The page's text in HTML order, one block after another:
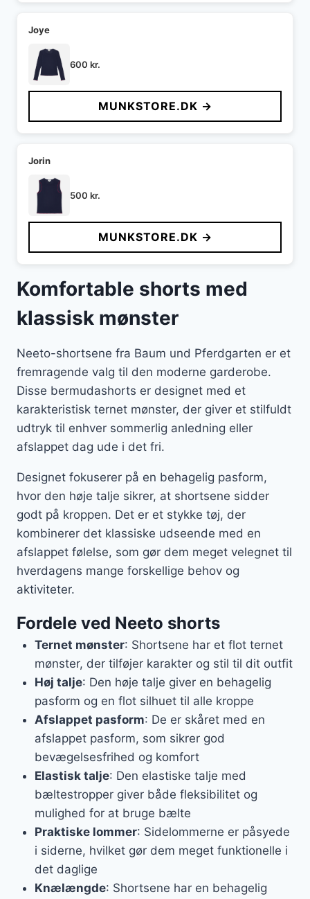
Joye
600 kr.
MUNKSTORE.DK →
Jorin
500 kr.
MUNKSTORE.DK →
Komfortable shorts med
klassisk mønster
Neeto-shortsene fra Baum und Pferdgarten er et
fremragende valg til den moderne garderobe.
Disse bermudashorts er designet med et
karakteristisk ternet mønster, der giver et stilfuldt
udtryk til enhver sommerlig anledning eller
afslappet dag ude i det fri.
Designet fokuserer på en behagelig pasform,
hvor den høje talje sikrer, at shortsene sidder
godt på kroppen. Det er et stykke tøj, der
kombinerer det klassiske udseende med en
afslappet følelse, som gør dem meget velegnet til
hverdagens mange forskellige behov og
aktiviteter.
Fordele ved Neeto shorts
Ternet mønster: Shortsene har et flot ternet
mønster, der tilføjer karakter og stil til dit outfit
Høj talje: Den høje talje giver en behagelig
pasform og en flot silhuet til alle kroppe
Afslappet pasform: De er skåret med en
afslappet pasform, som sikrer god
bevægelsesfrihed og komfort
Elastisk talje: Den elastiske talje med
bæltestropper giver både fleksibilitet og
mulighed for at bruge bælte
Praktiske lommer: Sidelommerne er påsyede
i siderne, hvilket gør dem meget funktionelle i
det daglige
Knælængde: Shortsene har en behagelig